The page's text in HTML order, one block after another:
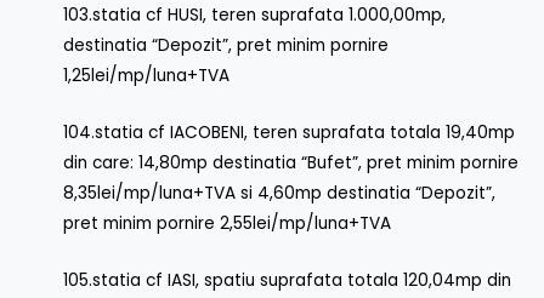
103.statia cf HUSI, teren suprafata 1.000,00mp,
destinatia “Depozit”, pret minim pornire
1,25lei/mp/luna+TVA
104.statia cf IACOBENI, teren suprafata totala 19,40mp
din care: 14,80mp destinatia “Bufet”, pret minim pornire
8,35lei/mp/luna+TVA si 4,60mp destinatia “Depozit”,
pret minim pornire 2,55lei/mp/luna+TVA
105.statia cf IASI, spatiu suprafata totala 120,04mp din